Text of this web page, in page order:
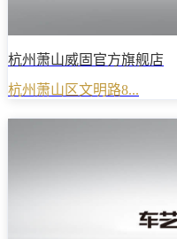
杭州萧山威固官方旗舰店
杭州萧山区文明路8...